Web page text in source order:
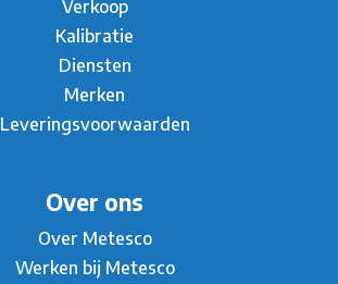
Verkoop
Kalibratie
Diensten
Merken
Leveringsvoorwaarden
Over ons
Over Metesco
Werken bij Metesco